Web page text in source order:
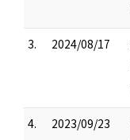
3. 2024/08/17
4. 2023/09/23